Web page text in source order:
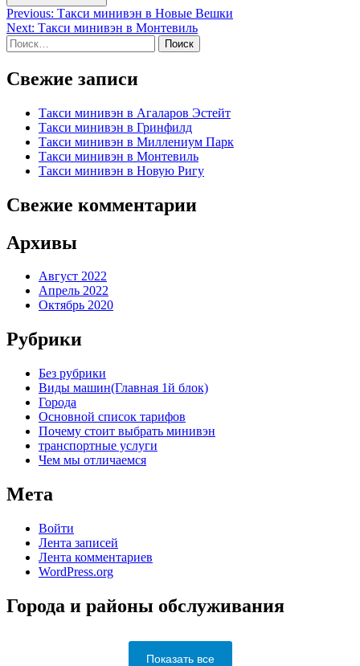
Навигация
по
записям
Previous: Такси минивэн в Новые Вешки
Next: Такси минивэн в Монтевиль
Найти:
Свежие записи
Такси минивэн в Агаларов Эстейт
Такси минивэн в Гринфилд
Такси минивэн в Миллениум Парк
Такси минивэн в Монтевиль
Такси минивэн в Новую Ригу
Свежие комментарии
Архивы
Август 2022
Апрель 2022
Октябрь 2020
Рубрики
Без рубрики
Виды машин(Главная 1й блок)
Города
Основной список тарифов
Почему стоит выбрать минивэн
транспортные услуги
Чем мы отличаемся
Мета
Войти
Лента записей
Лента комментариев
WordPress.org
Города и районы обслуживания
Показать все